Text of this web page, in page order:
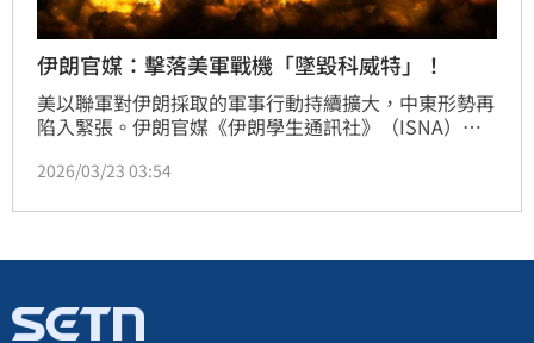
伊朗官媒：擊落美軍戰機「墜毀科威特」！
美以聯軍對伊朗採取的軍事行動持續擴大，中東形勢再
陷入緊張。伊朗官媒《伊朗學生通訊社》（ISNA）今
戰鬥機在伊朗領空執行任務時遭擊中，該戰機隨後在幾
2026/03/23 03:54